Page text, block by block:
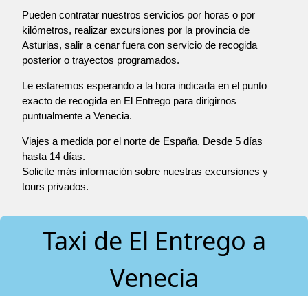
Pueden contratar nuestros servicios por horas o por
kilómetros, realizar excursiones por la provincia de
Asturias, salir a cenar fuera con servicio de recogida
posterior o trayectos programados.
Le estaremos esperando a la hora indicada en el punto
exacto de recogida en El Entrego para dirigirnos
puntualmente a Venecia.
Viajes a medida por el norte de España. Desde 5 días
hasta 14 días.
Solicite más información sobre nuestras excursiones y
tours privados.
Taxi de El Entrego a
Venecia